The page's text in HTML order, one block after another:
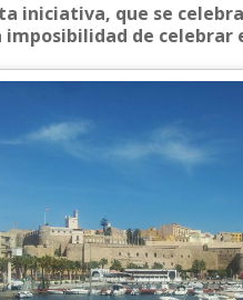
iniciativa, que se
imposibilidad de celebrar